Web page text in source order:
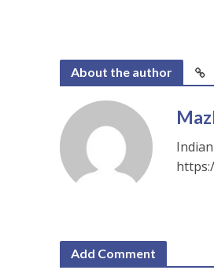
About the author
Add Comment